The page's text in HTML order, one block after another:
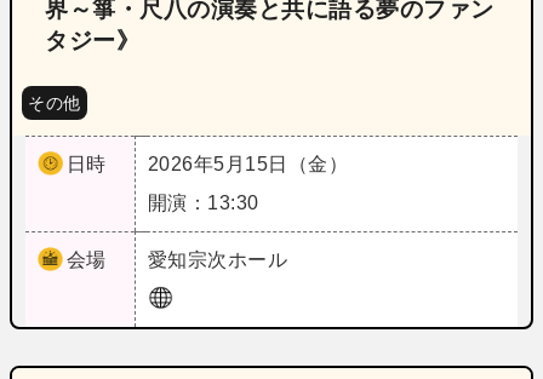
界～箏・尺八の演奏と共に語る夢のファン
タジー》
その他
日時
2026年5月15日（金）
開演：13:30
会場 愛知宗次ホール